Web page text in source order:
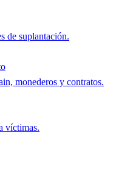
de suplantación.
monederos y contratos.
víctimas.